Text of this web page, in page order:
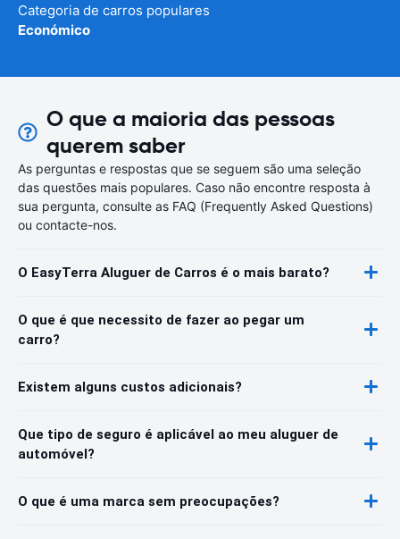
Categoria de carros populares
Económico
O que a maioria das pessoas
querem saber
As perguntas e respostas que se seguem são uma seleção
das questões mais populares. Caso não encontre resposta à
sua pergunta, consulte as FAQ (Frequently Asked Questions)
ou contacte-nos.
O EasyTerra Aluguer de Carros é o mais barato?
O que é que necessito de fazer ao pegar um
carro?
Existem alguns custos adicionais?
Que tipo de seguro é aplicável ao meu aluguer de
automóvel?
O que é uma marca sem preocupações?